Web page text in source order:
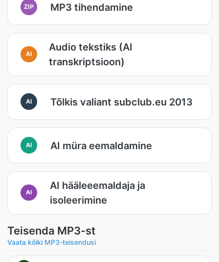
ZIP MP3 tihendamine
AI
Audio tekstiks (AI
transkriptsioon)
AI Tõlkis valiant subclub.eu 2013
AI AI müra eemaldamine
AI
AI hääleeemaldaja ja
isoleerimine
Teisenda MP3-st
Vaata kõiki MP3-teisendusi